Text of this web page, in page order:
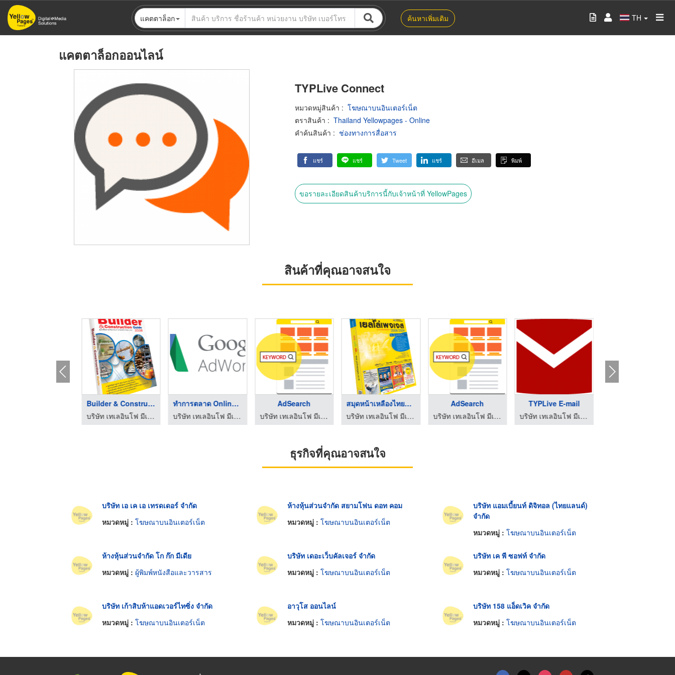
ข้าม
ไป
แคตตาล็อก ค้นหาเพิ่มเติม TH
แคตตาล็อกออนไลน์
TYPLive Connect
หมวดหมู่สินค้า : โฆษณาบนอินเตอร์เน็ต
ตราสินค้า : Thailand Yellowpages - Online
คำค้นสินค้า : ช่องทางการสื่อสาร
แชร์ แชร์ Tweet แชร์ อีเมล พิมพ์
ขอรายละเอียดสินค้าบริการนี้กับเจ้าหน้าที่ YellowPages
สินค้าที่คุณอาจสนใจ
Builder & Constructi ...
บริษัท เทเลอินโฟ มีเดีย จำกัด (มหาชน)
ทำการตลาด Online ด้ว ...
บริษัท เทเลอินโฟ มีเดีย จำกัด (มหาชน)
AdSearch
บริษัท เทเลอินโฟ มีเดีย จำกัด (มหาชน)
สมุดหน้าเหลืองไทยแลน ...
บริษัท เทเลอินโฟ มีเดีย จำกัด(มหาชน)
AdSearch
บริษัท เทเลอินโฟ มีเดีย จำกัด(มหาชน)
TYPLive E-mail
บริษัท เทเลอินโฟ มีเดีย จำกัด(มหาชน)
ธุรกิจที่คุณอาจสนใจ
บริษัท เอ เค เอ เทรดเดอร์ จำกัด
หมวดหมู่ : โฆษณาบนอินเตอร์เน็ต
ห้างหุ้นส่วนจำกัด สยามโฟน ดอท คอม
หมวดหมู่ :โฆษณาบนอินเตอร์เน็ต
บริษัท แอมเบี้ยนท์ ดิจิทอล (ไทยแลนด์)
จำกัด
หมวดหมู่ : โฆษณาบนอินเตอร์เน็ต
ห้างหุ้นส่วนจำกัด โก ก๊ก มีเดีย
หมวดหมู่ : ผู้พิมพ์หนังสือและวารสาร
บริษัท เดอะเว็บคัลเจอร์ จำกัด
หมวดหมู่ :โฆษณาบนอินเตอร์เน็ต
บริษัท เค พี ซอฟท์ จำกัด
หมวดหมู่ : โฆษณาบนอินเตอร์เน็ต
บริษัท เก้าสิบห้าแอดเวอร์ไทซิ่ง จำกัด
หมวดหมู่ : โฆษณาบนอินเตอร์เน็ต
อาวุโส ออนไลน์
หมวดหมู่ :โฆษณาบนอินเตอร์เน็ต
บริษัท 158 แอ็ดเวิค จำกัด
หมวดหมู่ : โฆษณาบนอินเตอร์เน็ต